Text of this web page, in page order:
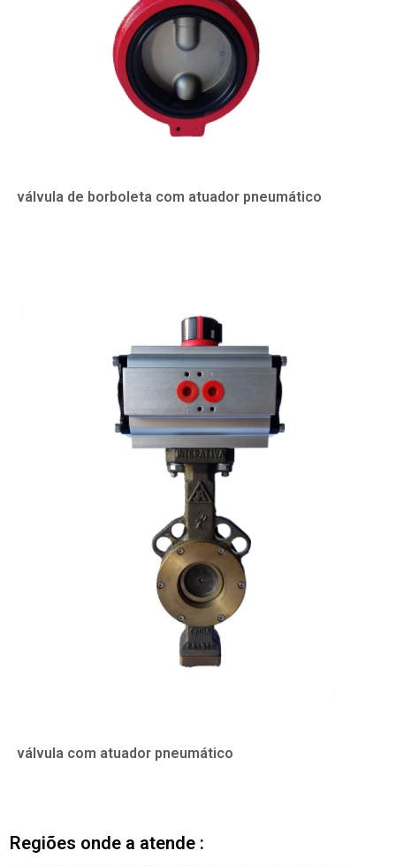
válvula de borboleta com atuador pneumático
válvula com atuador pneumático
Regiões onde a atende :